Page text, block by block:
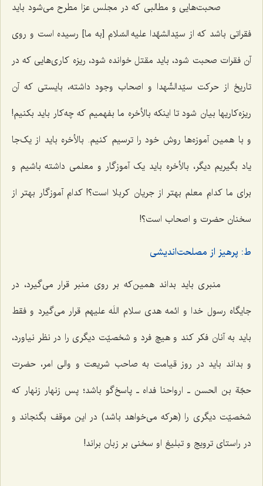
صحبت‌هایی و مطالبی که در مجلس عزا مطرح می‌شود باید
فقراتی باشد که از سیّدالشهّدا علیه السّلام [به ما] رسیده است و روی
آن فقرات صحبت شود، باید مقتل خوانده شود، ریزه کاری‌هایی که در
تاریخ از حرکت سیّدالشّهدا و اصحاب وجود داشته، بایستی که آن
ریزه‌کاریها بیان شود تا اینکه بالأخره ما بفهمیم که چه‌کار باید بکنیم!
و با همین آموزه‌ها روش خود را ترسیم کنیم. بالأخره باید از یک‌جا
یاد بگیریم دیگر، بالأخره باید یک آموزگار و معلمی داشته باشیم و
برای ما کدام معلم بهتر از جریان کربلا است؟! کدام آموزگار بهتر از
سخنان حضرت و اصحاب است؟!
ط: پرهیز از مصلحت‌اندیشی
منبری باید بداند همین‌که بر روی منبر قرار می‌گیرد، در
جایگاه رسول خدا و ائمه هدی سلام اللَه علیهم قرار می‌گیرد و فقط
باید به آنان فکر کند و هیچ فرد و شخصیّت دیگری را در نظر نیاورد،
و بداند باید در روز قیامت به صاحب شریعت و والی امر، حضرت
حجّة بن الحسن ـ ارواحنا فداه ـ پاسخ‌گو باشد؛ پس زنهار زنهار که
شخصیّت دیگری را (هرکه می‌خواهد باشد) در این موقف بگنجاند و
در راستای ترویج و تبلیغ او سخنی بر زبان براند!